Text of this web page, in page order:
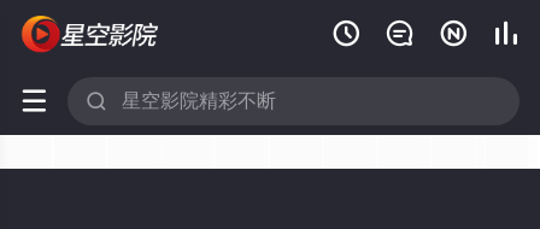
   
 